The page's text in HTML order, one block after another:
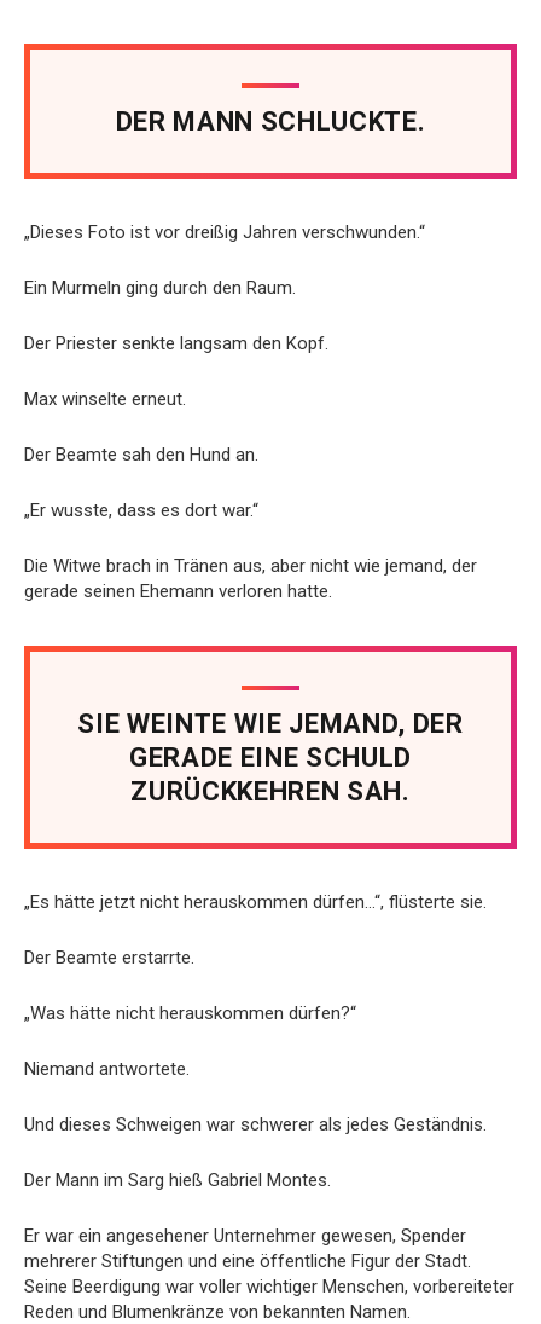
DER MANN SCHLUCKTE.
„Dieses Foto ist vor dreißig Jahren verschwunden.“
Ein Murmeln ging durch den Raum.
Der Priester senkte langsam den Kopf.
Max winselte erneut.
Der Beamte sah den Hund an.
„Er wusste, dass es dort war.“
Die Witwe brach in Tränen aus, aber nicht wie jemand, der
gerade seinen Ehemann verloren hatte.
SIE WEINTE WIE JEMAND, DER
GERADE EINE SCHULD
ZURÜCKKEHREN SAH.
„Es hätte jetzt nicht herauskommen dürfen…“, flüsterte sie.
Der Beamte erstarrte.
„Was hätte nicht herauskommen dürfen?“
Niemand antwortete.
Und dieses Schweigen war schwerer als jedes Geständnis.
Der Mann im Sarg hieß Gabriel Montes.
Er war ein angesehener Unternehmer gewesen, Spender
mehrerer Stiftungen und eine öffentliche Figur der Stadt.
Seine Beerdigung war voller wichtiger Menschen, vorbereiteter
Reden und Blumenkränze von bekannten Namen.